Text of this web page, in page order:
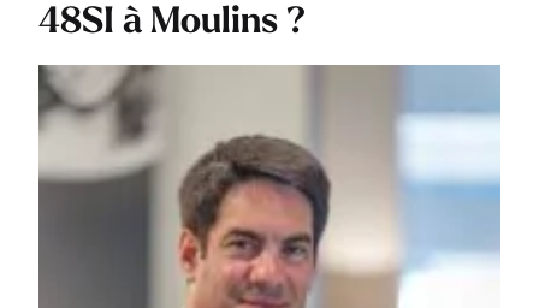
48SI à Moulins ?